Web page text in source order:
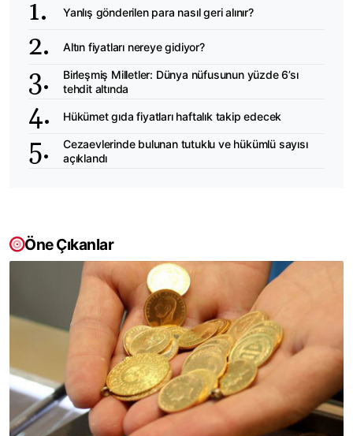
Yanlış gönderilen para nasıl geri alınır?
Altın fiyatları nereye gidiyor?
Birleşmiş Milletler: Dünya nüfusunun yüzde 6’sı
tehdit altında
Hükümet gıda fiyatları haftalık takip edecek
Cezaevlerinde bulunan tutuklu ve hükümlü sayısı
açıklandı
Öne Çıkanlar